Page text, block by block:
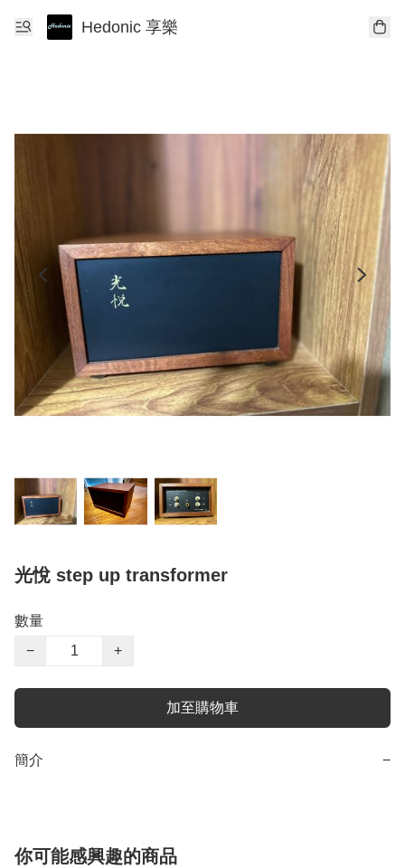
Hedonic 享樂
光悅 step up transformer
數量
−
+
加至購物車
簡介 −
你可能感興趣的商品